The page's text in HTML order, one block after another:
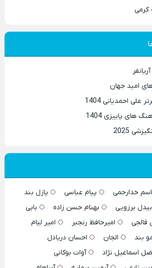
کرمی
امید جهان
احمدیانی 1404
های پاییزی 1404
2025
خدارحمی پیام عباسی
پازل بند
بیدل برزویی بهنام حسن زاده
بابی
فالجی امیرحافظ رنجبر
امیر لیام
بند الجان
احسان دریادل
اسماعیل نژاد
آوات بوکانی